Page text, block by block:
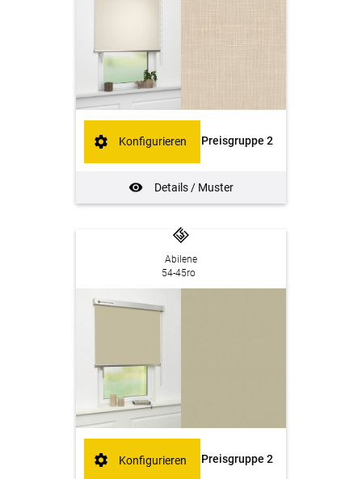
Preisgruppe 2
Details / Muster
Konfigurieren
Abilene
54-45ro
Preisgruppe 2
Konfigurieren